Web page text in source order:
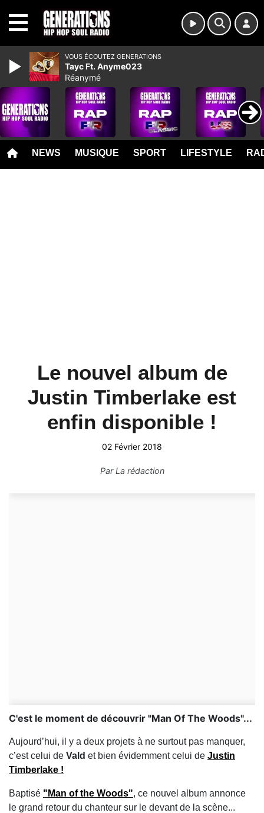
NEWS MUSIQUE SPORT LIFESTYLE
Le nouvel album de
Justin Timberlake est
enfin disponible !
02 Février 2018
ParLa rédaction
C'est le moment de découvrir "Man Of The Woods"...
Aujourd’hui, il y a deux projets à ne surtout pas manquer,
c’est celui de Vald et bien évidemment celui de Justin
Timberlake !
Baptisé "Man of the Woods", ce nouvel album annonce
le grand retour du chanteur sur le devant de la scène...
VOUS ÉCOUTEZ GENERATIONS
Tayc Ft. Anyme023
Réanymé